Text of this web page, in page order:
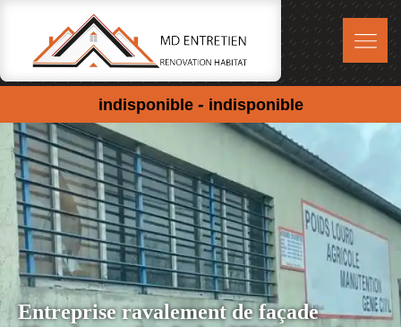
indisponible - indisponible
Entreprise ravalement de façade